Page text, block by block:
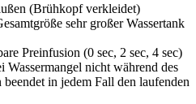
(Brühkopf verkleidet)
sehr großer Wassertank
Preinfusion (0 sec, 2 sec, 4 sec)
Wassermangel nicht während des
beendet in jedem Fall den laufenden